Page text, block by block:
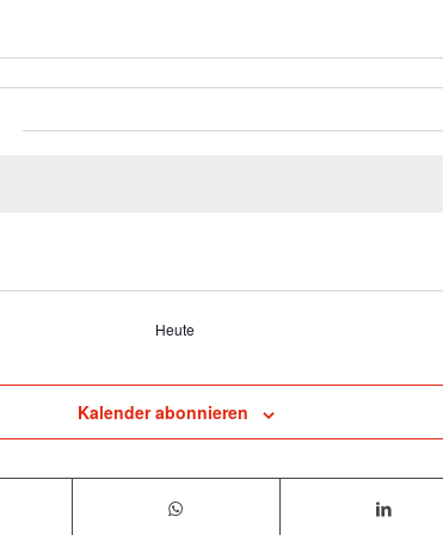
Heute
Kalender abonnieren